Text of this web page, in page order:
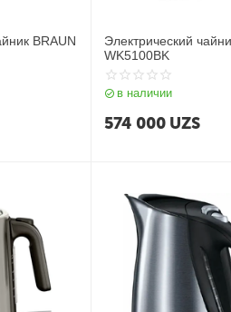
BRAUN
Электрический
WK5100BK
в наличии
574 000 UZS